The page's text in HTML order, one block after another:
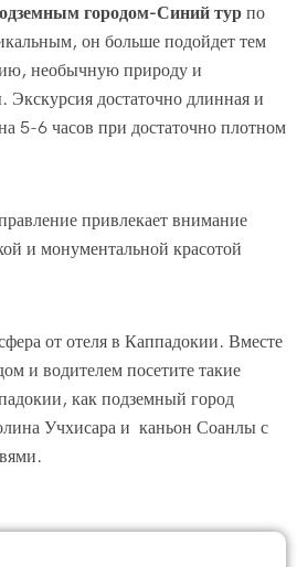
городом-Синий турпо
он больше подойдет тем
необычную природу и
достаточно длинная и
5-6 часов при достаточно плотном
привлекает внимание
и монументальной красотой
от отеля в Каппадокии. Вместе
и водителем посетите такие
как подземный город
Учхисара и каньон Соанлы с